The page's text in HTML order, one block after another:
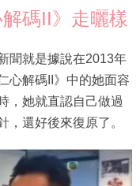
碼II》走曬樣
聞就是據說在2013年
心解碼II》中的她面容
，她就直認自己做過
，還好後來復原了。